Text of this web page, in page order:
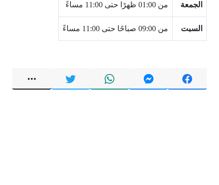
الجمعة من 01:00 ظهرًا حتى 11:00 مساءً
السبت من 09:00 صباحًا حتى 11:00 مساءً